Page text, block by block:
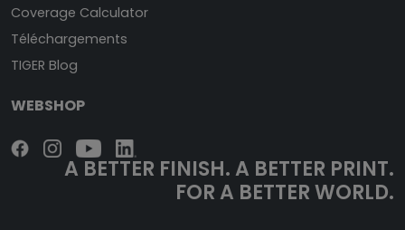
Coverage Calculator
Téléchargements
TIGER Blog
WEBSHOP
A BETTER FINISH.A BETTER PRINT.
FOR A BETTER WORLD.